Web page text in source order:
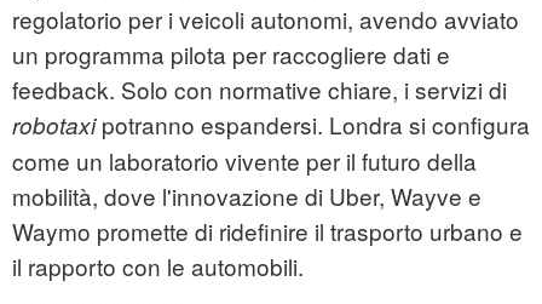
regolatorio per i veicoli autonomi, avendo avviato
un programma pilota per raccogliere dati e
feedback. Solo con normative chiare, i servizi di
robotaxipotranno espandersi. Londra si configura
come un laboratorio vivente per il futuro della
mobilità, dove l'innovazione di Uber, Wayve e
Waymo promette di ridefinire il trasporto urbano e
il rapporto con le automobili.